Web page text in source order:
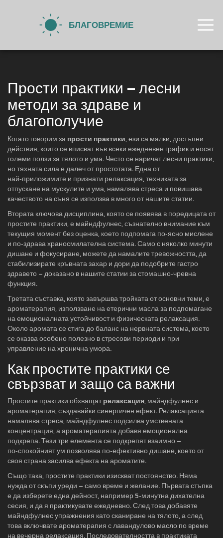
Прости практики – лесни
методи за здраве и
благополучие
Когато говорим запрости практики,ези са малки, достъпни
действия, които се вписват във всеки ежедневен график и носят
големи ползи за тялото и ума. Често се наричатлесни практики,
но тяхната сила е далеч от простотата. Една от
най‑приложимите и признати релаксация,техниката за
отпускане на мускулите и ума, намалява стреса и повишава
качеството на сънясе използва в много от нашите статии.
Втората ключова дисциплина, която се появява в поредицата от
простите практики, е майндфулнес,съзнателно внимание към
текущия момент без оценка, което подпомага по‑ясно мислене
и по‑здрава храносмилателна система. Само с няколко минути
дишане и фокусиране, можете да намалите тревожността, да
стабилизирате кръвната захар и дори да подобрите гастро
здравето – доказано в нашите статии за стомашно‑чревна
функция.
Третата съставка, която завършва тройката от основни теми, е
ароматерапия,използване на етерични масла за подпомагане
на емоционалната устойчивост и физическата релаксация.
Около аромата се стига до баланс на нервната система, което
се оказва особено полезно в стресови периоди и при
управление на хронична умора.
Как простите практики се
свързват и защо са важни
Простите практики обхващатрелаксация, майндфулнес и
ароматерапия, създавайки синергичен ефект. Релаксацията
намалява стреса, майндфулнес подсилва умствената
концентрация, а ароматерапията добавя емоционална
подкрепа. Тези три елемента се подкрепят взаимно –
по‑спокойният ум позволява по‑ефективно дишане, което от
своя страна засилва ефекта на ароматите.
Също така, простите практики изискват постоянство. Няма
нужда от скъпи уреди – само време и желание. Първата стъпка
е да изберете една дейност, например 5‑минутна дихателна
сесия, и да я практикувате ежедневно. След това добавяте
майндфулнес упражнения като сканиране на тялото, а след
това включвате ароматерапия с лавандулово масло по време
на вечерна релаксация. Последователността в практиката